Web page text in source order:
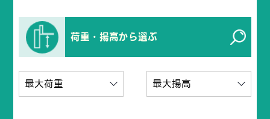
荷重・揚高から選ぶ